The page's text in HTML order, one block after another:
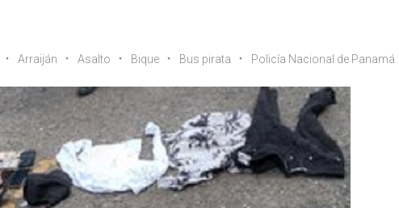
Arraiján Asalto Bique Bus pirata Policía Nacional de Panamá